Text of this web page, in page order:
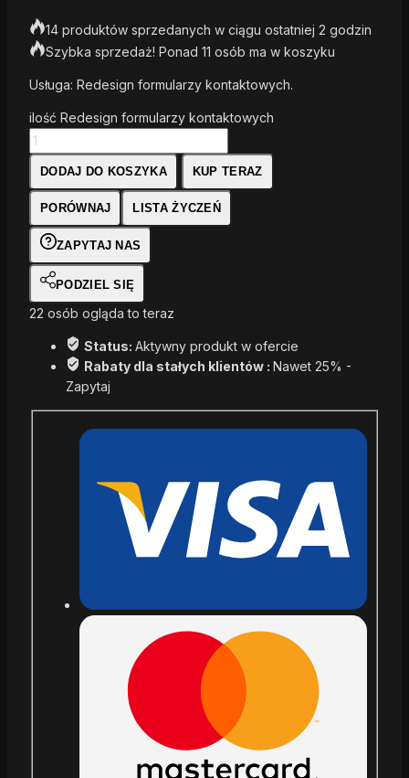
14 produktów sprzedanych w ciągu ostatniej 2 godzin
Szybka sprzedaż! Ponad 11 osób ma w koszyku
Usługa: Redesign formularzy kontaktowych.
ilość Redesign formularzy kontaktowych
DODAJ DO KOSZYKA KUP TERAZ
PORÓWNAJ LISTA ŻYCZEŃ
ZAPYTAJ NAS
PODZIEL SIĘ
22 osób ogląda to teraz
Status: Aktywny produkt w ofercie
Rabaty dla stałych klientów : Nawet 25% -
Zapytaj